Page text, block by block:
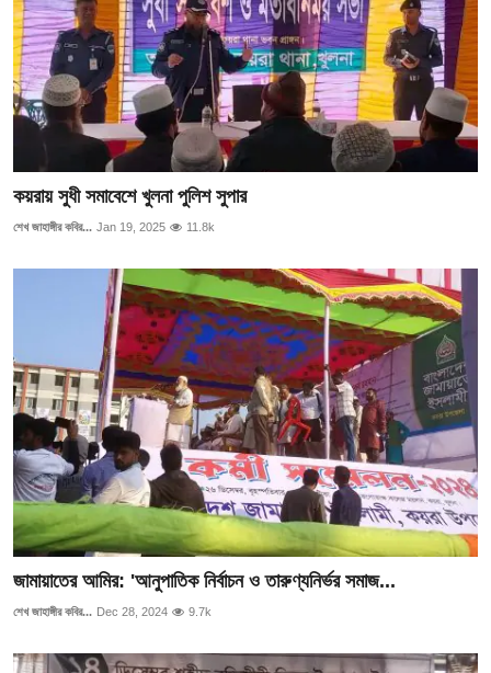
কয়রায় সুধী সমাবেশে খুলনা পুলিশ সুপার
শেখ জাহাঙ্গীর কবির... Jan 19, 2025 11.8k
জামায়াতের আমির: 'আনুপাতিক নির্বাচন ও তারুণ্যনির্ভর সমাজ...
শেখ জাহাঙ্গীর কবির... Dec 28, 2024 9.7k